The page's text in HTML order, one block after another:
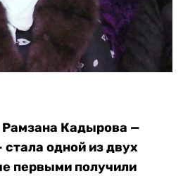
Кадырова —
одной из двух
первыми получили